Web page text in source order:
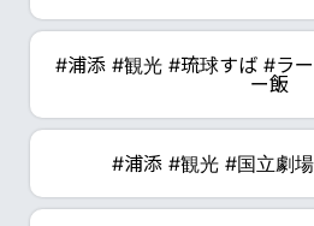
#浦添 #観光 #琉球すば #ラ
ー飯
#浦添 #観光 #国立劇